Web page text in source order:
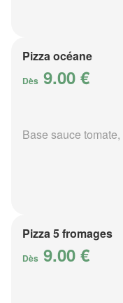
Pizza océane
Dès 9.00 €
Base sauce
Pizza 5 fromages
Dès 9.00 €